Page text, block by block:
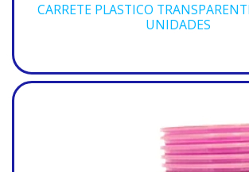
CARRETE PLASTICO
UNIDADES